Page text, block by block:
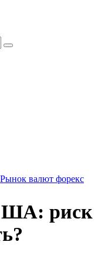
Рынок валют форекс
риск